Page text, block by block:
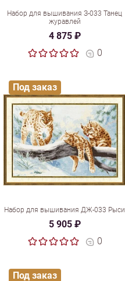
Набор для вышивания З-033 Танец
журавлей
4 875 ₽
0
Набор для вышивания ДЖ-033 Рыси
5 905 ₽
0
Под заказ
Под заказ